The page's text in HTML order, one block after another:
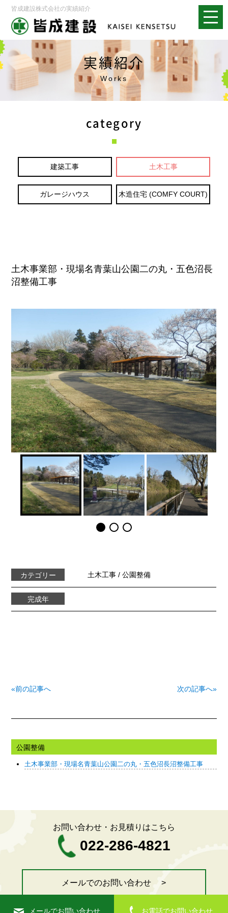
皆成建設株式会社の実績紹介
実績紹介
Works
category
建築工事 土木工事
ガレージハウス 木造住宅 (COMFY COURT)
土木事業部・現場名青葉山公園二の丸・五色沼長
沼整備工事
カテゴリー 土木工事 公園整備
完成年
«前の記事へ 次の記事へ»
公園整備
土木事業部・現場名青葉山公園二の丸・五色沼長沼整備工事
お問い合わせ・お見積りはこちら
022-286-4821
メールでのお問い合わせ >
メールでお問い合わせ お電話でお問い合わせ